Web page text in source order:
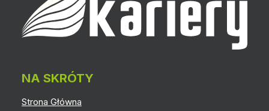
NA SKRÓTY
Strona Główna